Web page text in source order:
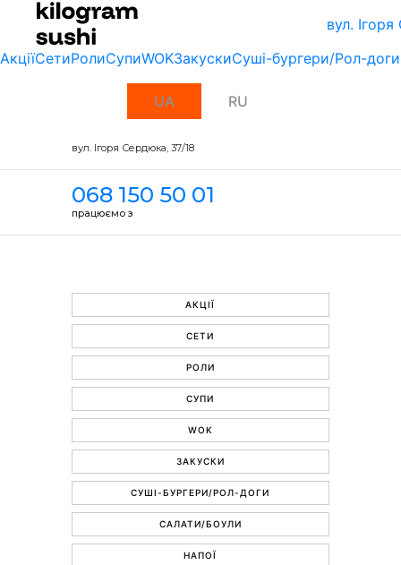
вул.
АкціїСетиРолиСупиWOKЗакускиСуші-бургери/Рол-доги
UA RU
вул. Ігоря Сердюка, 37/18
068 150 50 01
працюємо з
АКЦІЇ
СЕТИ
РОЛИ
СУПИ
WOK
ЗАКУСКИ
СУШІ-БУРГЕРИ/РОЛ-ДОГИ
САЛАТИ/БОУЛИ
НАПОЇ